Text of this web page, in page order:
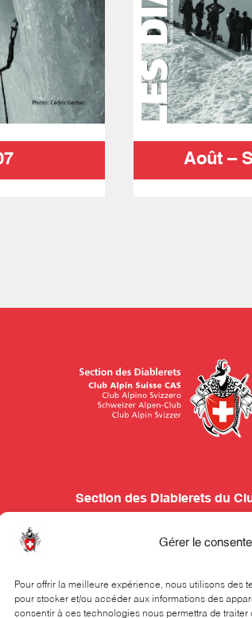
Gérer le
Pour offrir la meilleure expérience, nous utilisons des
pour stocker et/ou accéder aux informations des
consentir à ces technologies nous permettra de traiter
Août –
Section des Diablerets du
021 320 70 70